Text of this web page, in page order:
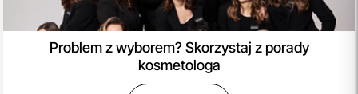
Problem z wyborem? Skorzystaj z porady
kosmetologa